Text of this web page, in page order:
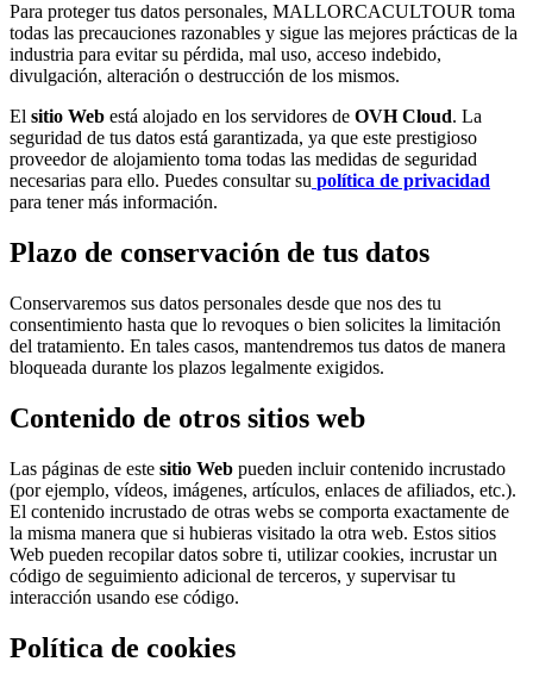
Para proteger tus datos personales, MALLORCACULTOUR toma
todas las precauciones razonables y sigue las mejores prácticas de la
industria para evitar su pérdida, mal uso, acceso indebido,
divulgación, alteración o destrucción de los mismos.
El sitio Web está alojado en los servidores de OVH Cloud. La
seguridad de tus datos está garantizada, ya que este prestigioso
proveedor de alojamiento toma todas las medidas de seguridad
necesarias para ello. Puedes consultar su política de privacidad
para tener más información.
Plazo de conservación de tus datos
Conservaremos sus datos personales desde que nos des tu
consentimiento hasta que lo revoques o bien solicites la limitación
del tratamiento. En tales casos, mantendremos tus datos de manera
bloqueada durante los plazos legalmente exigidos.
Contenido de otros sitios web
Las páginas de este sitio Web pueden incluir contenido incrustado
(por ejemplo, vídeos, imágenes, artículos, enlaces de afiliados, etc.).
El contenido incrustado de otras webs se comporta exactamente de
la misma manera que si hubieras visitado la otra web. Estos sitios
Web pueden recopilar datos sobre ti, utilizar cookies, incrustar un
código de seguimiento adicional de terceros, y supervisar tu
interacción usando ese código.
Política de cookies